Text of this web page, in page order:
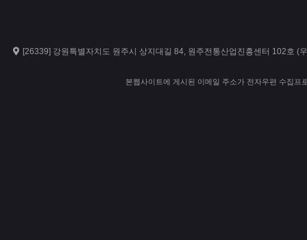
[26339] 강원특별자치도 원주시 상지대길 84, 원주전통산업진흥센터 102호 (
본웹사이트에 게시된 이메일 주소가 전자우편 수집